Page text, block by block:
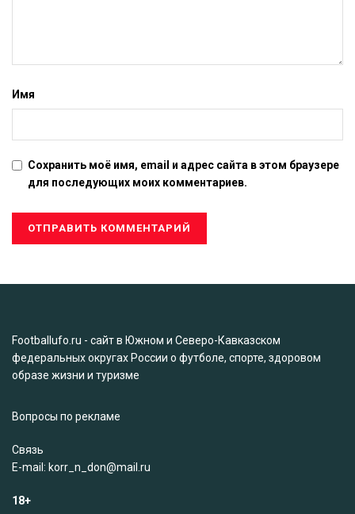
Имя
Сохранить моё имя, email и адрес сайта в этом браузере
для последующих моих комментариев.
Footballufo.ru - сайт в Южном и Северо-Кавказском
федеральных округах России о футболе, спорте, здоровом
образе жизни и туризме
Вопросы по рекламе
Связь
Е-mail: korr_n_don@mail.ru
18+